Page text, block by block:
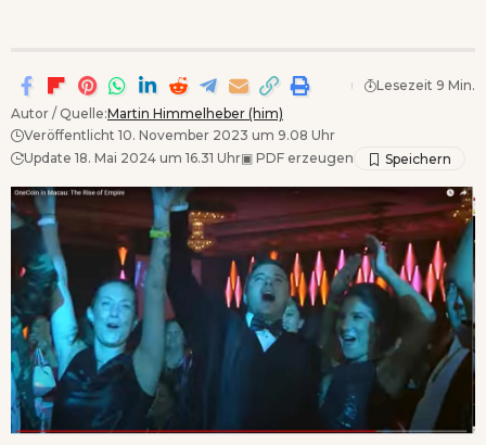
Autor / Quelle:Martin Himmelheber (him)
Veröffentlicht 10. November 2023 um 9.08 Uhr
Update 18. Mai 2024 um 16.31 Uhr▣ PDF erzeugen
Lesezeit 9 Min.